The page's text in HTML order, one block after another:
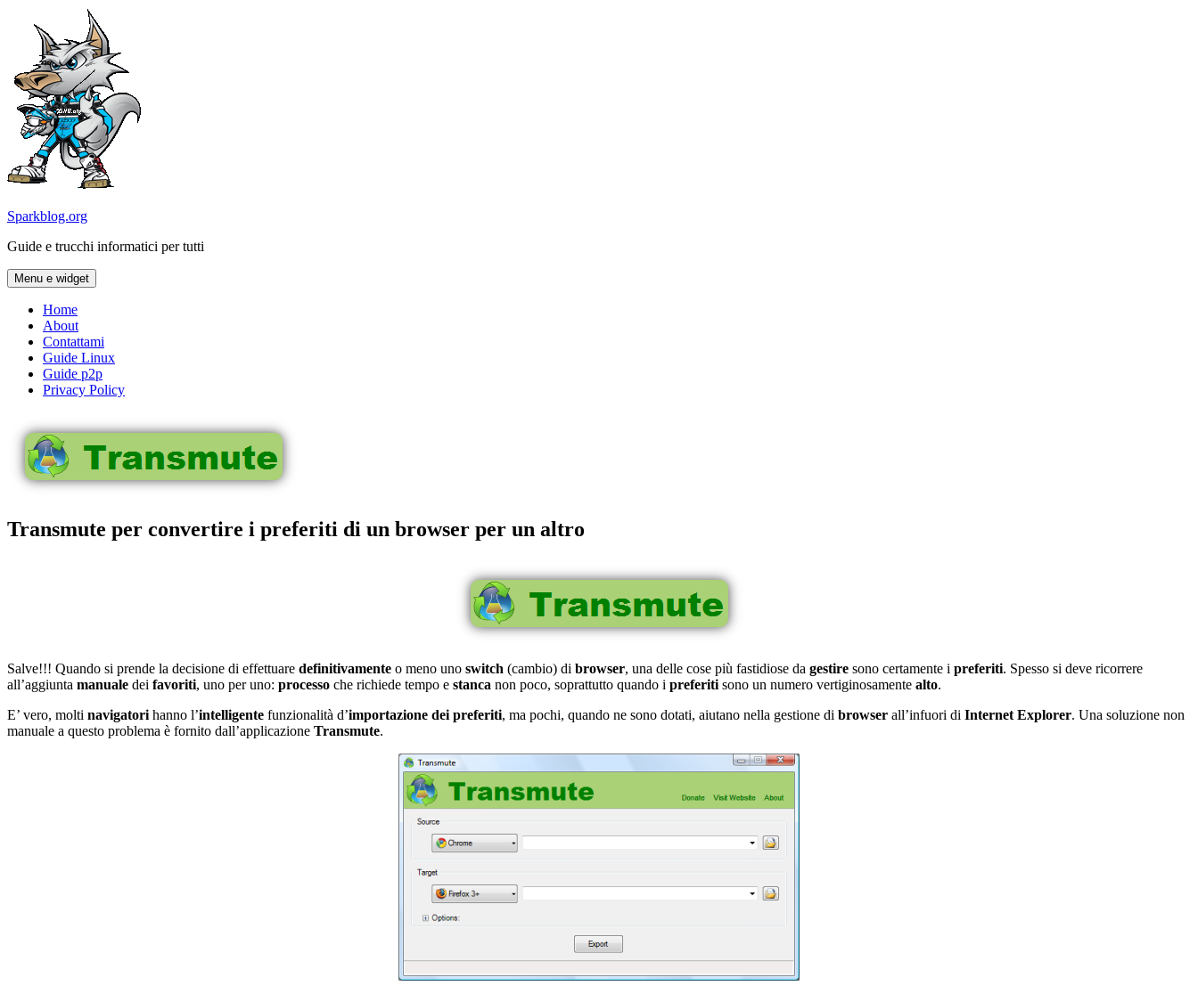
contenuto
Sparkblog.org
Guide e trucchi informatici per tutti
Menu e widget
Home
About
Contattami
Guide Linux
Guide p2p
Privacy Policy
Transmute per convertire i preferiti di un browser per un altro
Salve!!! Quando si prende la decisione di effettuare definitivamente o meno uno switch (cambio) di browser, una delle cose più fastidiose da gestire sono certamente i preferiti. Spesso si deve ricorrere
all’aggiunta manuale dei favoriti, uno per uno: processo che richiede tempo e stanca non poco, soprattutto quando i preferiti sono un numero vertiginosamente alto.
E’ vero, molti navigatori hanno l’intelligente funzionalità d’importazione dei preferiti, ma pochi, quando ne sono dotati, aiutano nella gestione di browser all’infuori di Internet Explorer. Una soluzione non
manuale a questo problema è fornito dall’applicazione Transmute.